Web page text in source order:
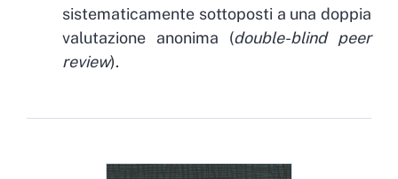
sistematicamente sottoposti a una doppia
valutazione anonima (double-blind peer
review).